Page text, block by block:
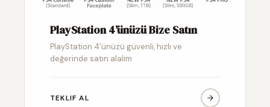
PlayStation 4’ünüzü Bize Satın
PlayStation 4’ünüzü güvenli, hızlı ve
değerinde satın alalım
TEKLIF AL